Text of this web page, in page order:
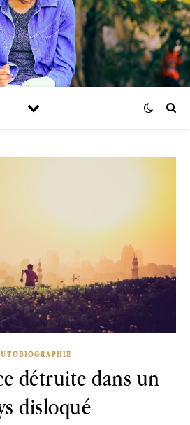
détruite dans un
disloqué